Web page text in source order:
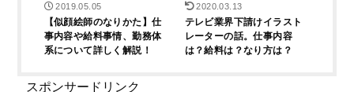
2019.05.05
【似顔絵師のなりかた】仕
事内容や給料事情、勤務体
系について詳しく解説！
2020.03.13
テレビ業界下請けイラスト
レーターの話。仕事内容
は？給料は？なり方は？
スポンサードリンク